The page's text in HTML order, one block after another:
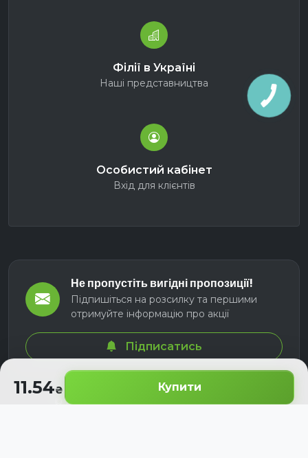
11.54 Купити
Філії в Україні
Наші представництва
Особистий кабінет
Вхід для клієнтів
Не пропустіть вигідні пропозиції!
Підпишіться на розсилку та першими
отримуйте інформацію про акції
Підписатись
© 2026 СЕЛМ АГРО. Всі права захищені.